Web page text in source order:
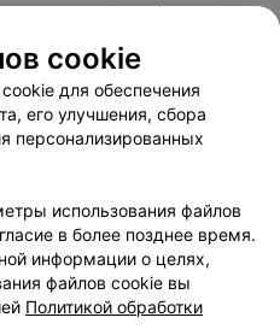
Способы оплаты
Партнеры
103.by
данных
cookie
для обеспечения
его улучшения, сбора
персонализированных
использования файлов
в более позднее время.
информации о целях,
файлов cookie вы
Политикой обработки